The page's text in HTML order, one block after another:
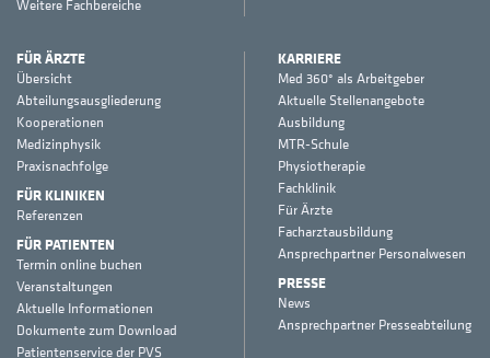
Weitere Fachbereiche
FÜR ÄRZTE
Übersicht
Abteilungsausgliederung
Kooperationen
Medizinphysik
Praxisnachfolge
FÜR KLINIKEN
Referenzen
FÜR PATIENTEN
Termin online buchen
Veranstaltungen
Aktuelle Informationen
Dokumente zum Download
Patientenservice der PVS
KARRIERE
Med 360° als Arbeitgeber
Aktuelle Stellenangebote
Ausbildung
MTR-Schule
Physiotherapie
Fachklinik
Für Ärzte
Facharztausbildung
Ansprechpartner Personalwesen
PRESSE
News
Ansprechpartner Presseabteilung